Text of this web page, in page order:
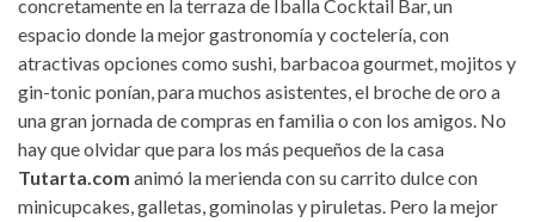
concretamente en la terraza de Iballa Cocktail Bar, un
espacio donde la mejor gastronomía y coctelería, con
atractivas opciones como sushi, barbacoa gourmet, mojitos y
gin-tonic ponían, para muchos asistentes, el broche de oro a
una gran jornada de compras en familia o con los amigos. No
hay que olvidar que para los más pequeños de la casa
Tutarta.com animó la merienda con su carrito dulce con
minicupcakes, galletas, gominolas y piruletas. Pero la mejor